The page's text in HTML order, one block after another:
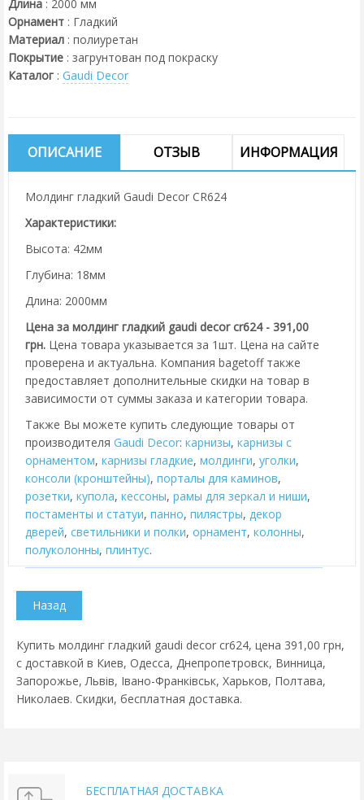
Длина : 2000 мм
Орнамент : Гладкий
Материал : полиуретан
Покрытие : загрунтован под покраску
Каталог : Gaudi Decor
ОПИСАНИЕ ОТЗЫВ ИНФОРМАЦИЯ
Молдинг гладкий Gaudi Decor CR624
Характеристики:
Высота: 42мм
Глубина: 18мм
Длина: 2000мм
Цена за молдинг гладкий gaudi decor cr624 - 391,00
грн. Цена товара указывается за 1шт. Цена на сайте
проверена и актуальна. Компания bagetoff также
предоставляет дополнительные скидки на товар в
зависимости от суммы заказа и категории товара.
Также Вы можете купить следующие товары от
производителя Gaudi Decor: карнизы, карнизы с
орнаментом, карнизы гладкие, молдинги, уголки,
консоли (кронштейны), порталы для каминов,
розетки, купола, кессоны, рамы для зеркал и ниши,
постаменты и статуи, панно, пилястры, декор
дверей, cветильники и полки, орнамент, колонны,
полуколонны, плинтус.
Купить молдинг гладкий gaudi decor cr624, цена 391,00 грн,
с доставкой в Киев, Одесса, Днепропетровск, Винница,
Запорожье, Львів, Івано-Франківськ, Харьков, Полтава,
Николаев. Скидки, бесплатная доставка.
БЕСПЛАТНАЯ ДОСТАВКА